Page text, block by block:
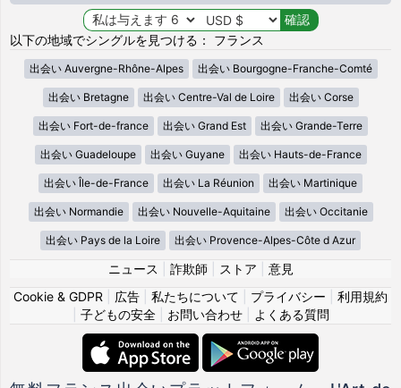
以下の地域でシングルを見つける： フランス
出会い Auvergne-Rhône-Alpes 出会い Bourgogne-Franche-Comté
出会い Bretagne 出会い Centre-Val de Loire 出会い Corse
出会い Fort-de-france 出会い Grand Est 出会い Grande-Terre
出会い Guadeloupe 出会い Guyane 出会い Hauts-de-France
出会い Île-de-France 出会い La Réunion 出会い Martinique
出会い Normandie 出会い Nouvelle-Aquitaine 出会い Occitanie
出会い Pays de la Loire 出会い Provence-Alpes-Côte d Azur
ニュース 詐欺師 ストア
意見
Cookie & GDPR
広告 私たちについて プライバシー
利用規約
子どもの安全| お問い合わせ| よくある質問